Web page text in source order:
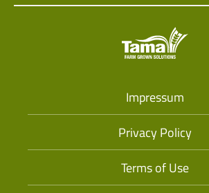
Impressum
Privacy Policy
Terms of Use